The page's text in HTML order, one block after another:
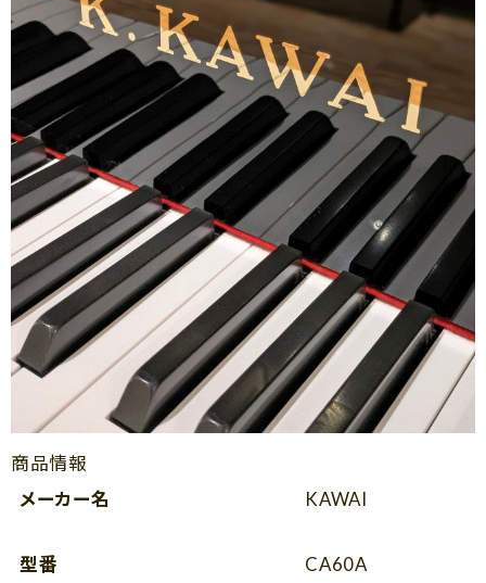
商品情報
メーカー名
KAWAI
型番 CA60A